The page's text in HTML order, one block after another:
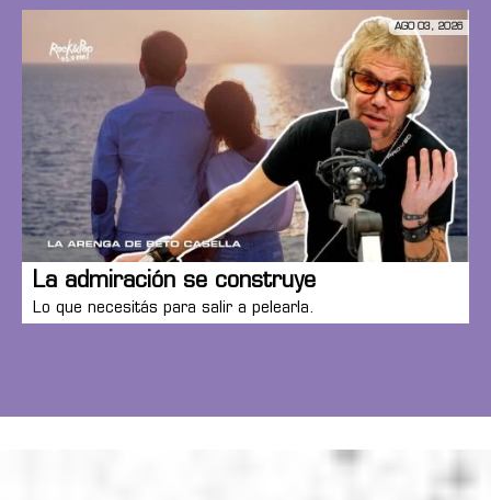
AGO 03, 2026
La admiración se construye
Lo que necesitás para salir a pelearla.